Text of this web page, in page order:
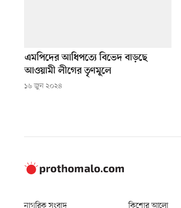
এমপিদের আধিপত্যে বিভেদ বাড়ছে
আওয়ামী লীগের তৃণমূলে
১৬ জুন ২০২৪